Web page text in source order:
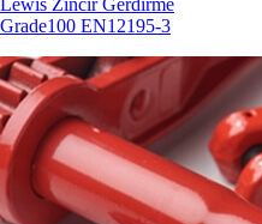
Lewis Zincir Gerdirme
Grade100 EN12195-3
HW GHK